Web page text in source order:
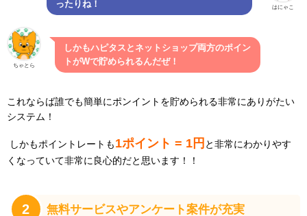
はにゃこ
ったりね！
ちゃとら
しかもハピタスとネットショップ両方のポイン
トがWで貯められるんだぜ！
これならば誰でも簡単にポンイントを貯められる非常にありがたい
システム！
しかもポイントレートも1ポイント = 1円 と非常にわかりやす
くなっていて非常に良心的だと思います！！
2 無料サービスやアンケート案件が充実